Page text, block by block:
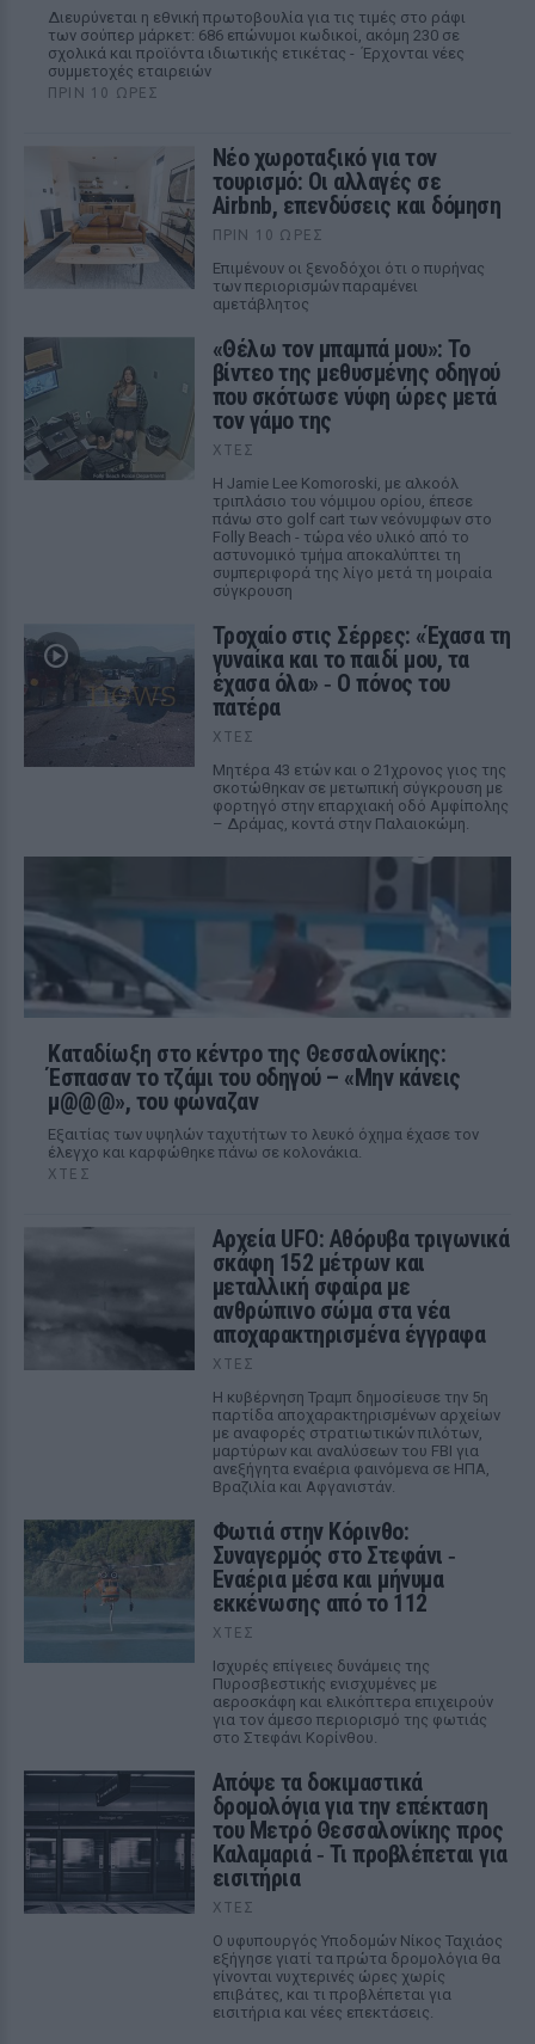
Διευρύνεται η εθνική πρωτοβουλία για τις τιμές στο ράφι
των σούπερ μάρκετ: 686 επώνυμοι κωδικοί, ακόμη 230 σε
σχολικά και προϊόντα ιδιωτικής ετικέτας - Έρχονται νέες
συμμετοχές εταιρειών
ΠΡΙΝ 10 ΏΡΕΣ
Νέο χωροταξικό για τον
τουρισμό: Οι αλλαγές σε
Airbnb, επενδύσεις και δόμηση
ΠΡΙΝ 10 ΏΡΕΣ
Επιμένουν οι ξενοδόχοι ότι ο πυρήνας
των περιορισμών παραμένει
αμετάβλητος
«Θέλω τον μπαμπά μου»: Το
βίντεο της μεθυσμένης οδηγού
που σκότωσε νύφη ώρες μετά
τον γάμο της
ΧΤΕΣ
Η Jamie Lee Komoroski, με αλκοόλ
τριπλάσιο του νόμιμου ορίου, έπεσε
πάνω στο golf cart των νεόνυμφων στο
Folly Beach - τώρα νέο υλικό από το
αστυνομικό τμήμα αποκαλύπτει τη
συμπεριφορά της λίγο μετά τη μοιραία
σύγκρουση
Τροχαίο στις Σέρρες: «Έχασα τη
γυναίκα και το παιδί μου, τα
έχασα όλα» ‑ Ο πόνος του
πατέρα
ΧΤΕΣ
Μητέρα 43 ετών και ο 21χρονος γιος της
σκοτώθηκαν σε μετωπική σύγκρουση με
φορτηγό στην επαρχιακή οδό Αμφίπολης
– Δράμας, κοντά στην Παλαιοκώμη.
Καταδίωξη στο κέντρο της Θεσσαλονίκης:
Έσπασαν το τζάμι του οδηγού – «Μην κάνεις
μ@@@», του φώναζαν
Εξαιτίας των υψηλών ταχυτήτων το λευκό όχημα έχασε τον
έλεγχο και καρφώθηκε πάνω σε κολονάκια.
ΧΤΕΣ
Αρχεία UFO: Αθόρυβα τριγωνικά
σκάφη 152 μέτρων και
μεταλλική σφαίρα με
ανθρώπινο σώμα στα νέα
αποχαρακτηρισμένα έγγραφα
ΧΤΕΣ
Η κυβέρνηση Τραμπ δημοσίευσε την 5η
παρτίδα αποχαρακτηρισμένων αρχείων
με αναφορές στρατιωτικών πιλότων,
μαρτύρων και αναλύσεων του FBI για
ανεξήγητα εναέρια φαινόμενα σε ΗΠΑ,
Βραζιλία και Αφγανιστάν.
Φωτιά στην Κόρινθο:
Συναγερμός στο Στεφάνι ‑
Εναέρια μέσα και μήνυμα
εκκένωσης από το 112
ΧΤΕΣ
Ισχυρές επίγειες δυνάμεις της
Πυροσβεστικής ενισχυμένες με
αεροσκάφη και ελικόπτερα επιχειρούν
για τον άμεσο περιορισμό της φωτιάς
στο Στεφάνι Κορίνθου.
Απόψε τα δοκιμαστικά
δρομολόγια για την επέκταση
του Μετρό Θεσσαλονίκης προς
Καλαμαριά ‑ Τι προβλέπεται για
εισιτήρια
ΧΤΕΣ
Ο υφυπουργός Υποδομών Νίκος Ταχιάος
εξήγησε γιατί τα πρώτα δρομολόγια θα
γίνονται νυχτερινές ώρες χωρίς
επιβάτες, και τι προβλέπεται για
εισιτήρια και νέες επεκτάσεις.